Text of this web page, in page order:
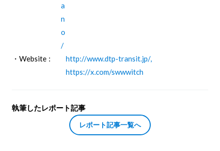
a
n
o
/
・Website :
http://www.dtp-transit.jp/,
https://x.com/swwwitch
執筆したレポート記事
レポート記事一覧へ